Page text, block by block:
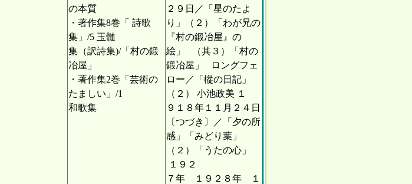
の本質
・著作集8巻「 詩歌
集」/5 玉髄
集（訳詩集)/「村の鍛
冶屋」
・著作集2巻「芸術の
たましい」/1
和歌集
２９日／「星のたよ
り」（２）「わが兄の
『村の鍛冶屋』の
絵」 （其３）「村の
鍛冶屋」 ロングフェ
ロー／「樅の日記」
（２） 小池政美 １
９１８年１１月２４日
〔つづき〕／「夕の所
感」「みどり葉」
（２）「うたの心」
１９２
７年 １９２８年 １